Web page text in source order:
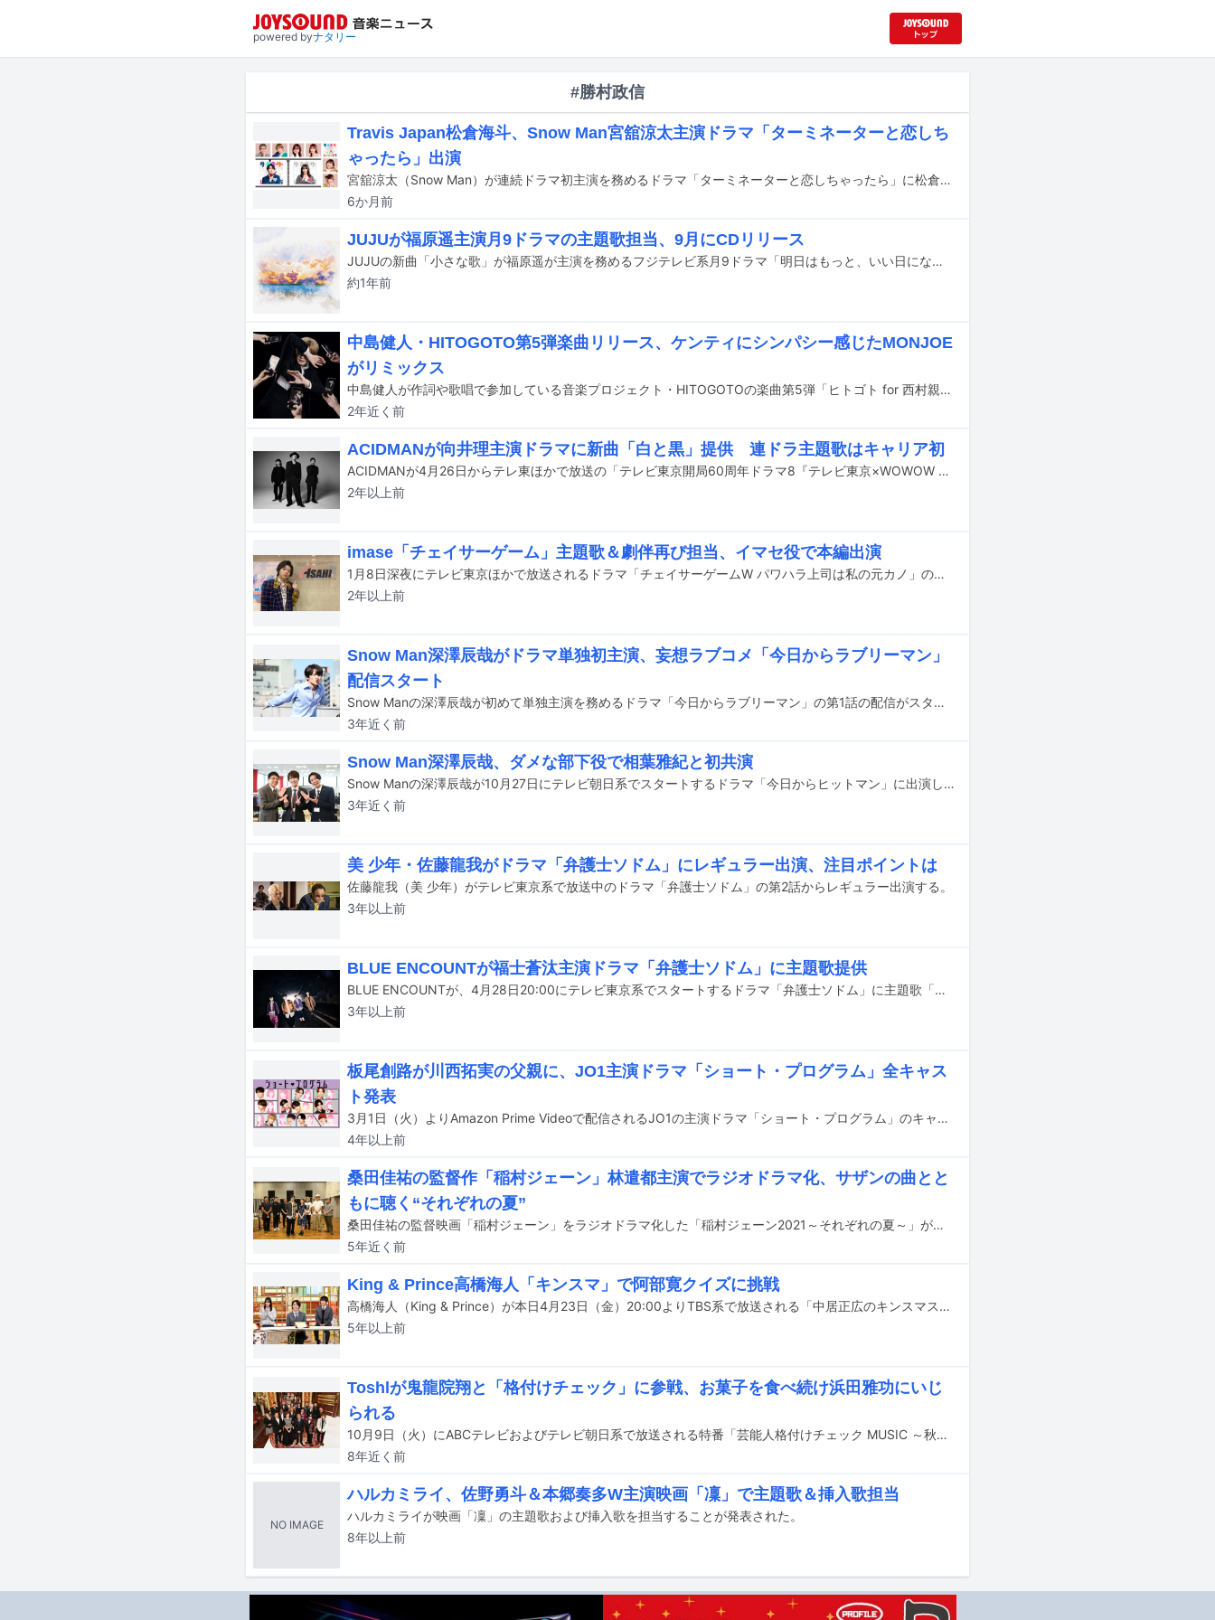
powered byナタリー
#勝村政信
Travis Japan松倉海斗、Snow Man宮舘涼太主演ドラマ「ターミネーターと恋しち
ゃったら」出演
宮舘涼太（Snow Man）が連続ドラマ初主演を務めるドラマ「ターミネーターと恋しちゃったら」に松倉海斗（Travis Japan）が出演することが発表された。
6か月前
JUJUが福原遥主演月9ドラマの主題歌担当、9月にCDリリース
JUJUの新曲「小さな歌」が福原遥が主演を務めるフジテレビ系月9ドラマ「明日はもっと、いい日になる」の主題歌に決定した。
約1年前
中島健人・HITOGOTO第5弾楽曲リリース、ケンティにシンパシー感じたMONJOE
がリミックス
中島健人が作詞や歌唱で参加している音楽プロジェクト・HITOGOTOの楽曲第5弾「ヒトゴト for 西村親子」が明日9月7日に配信リリースされる。
2年近く 前
ACIDMANが向井理主演ドラマに新曲「白と黒」提供 連ドラ主題歌はキャリア初
ACIDMANが4月26日からテレ東ほかで放送の「テレビ東京開局60周年ドラマ8『テレビ東京×WOWOW 共同製作連続ドラマ ダブルチート 偽りの警官 Season1』」の主題歌を担当することが発表された。
2年以上前
imase「チェイサーゲーム」主題歌＆劇伴再び担当、イマセ役で本編出演
1月8日深夜にテレビ東京ほかで放送されるドラマ「チェイサーゲームW パワハラ上司は私の元カノ」の主題歌にimaseの新曲「ミッドナイトガール」が使われる。
2年以上前
Snow Man深澤辰哉がドラマ単独初主演、妄想ラブコメ「今日からラブリーマン」
配信スタート
Snow Manの深澤辰哉が初めて単独主演を務めるドラマ「今日からラブリーマン」の第1話の配信がスタートした。
3年近く 前
Snow Man深澤辰哉、ダメな部下役で相葉雅紀と初共演
Snow Manの深澤辰哉が10月27日にテレビ朝日系でスタートするドラマ「今日からヒットマン」に出演し、相葉雅紀と初共演する。
3年近く 前
美 少年・佐藤龍我がドラマ「弁護士ソドム」にレギュラー出演、注目ポイントは
佐藤龍我（美 少年）がテレビ東京系で放送中のドラマ「弁護士ソドム」の第2話からレギュラー出演する。
3年以上前
BLUE ENCOUNTが福士蒼汰主演ドラマ「弁護士ソドム」に主題歌提供
BLUE ENCOUNTが、4月28日20:00にテレビ東京系でスタートするドラマ「弁護士ソドム」に主題歌「有罪布告」を書き下ろした。
3年以上前
板尾創路が川西拓実の父親に、JO1主演ドラマ「ショート・プログラム」全キャス
ト発表
3月1日（火）よりAmazon Prime Videoで配信されるJO1の主演ドラマ「ショート・プログラム」のキャストが追加発表された。
4年以上前
桑田佳祐の監督作「稲村ジェーン」林遣都主演でラジオドラマ化、サザンの曲とと
もに聴く“それぞれの夏”
桑田佳祐の監督映画「稲村ジェーン」をラジオドラマ化した「稲村ジェーン2021～それぞれの夏～」が、ニッポン放送にて8月23日（月）から26日（木）まで4夜連続でオンエア。TOKYO FMをはじめとするJFN系列37局でも8月29日（日）に一挙放送される。
5年近く 前
King & Prince高橋海人「キンスマ」で阿部寛クイズに挑戦
高橋海人（King & Prince）が本日4月23日（金）20:00よりTBS系で放送される「中居正広のキンスマスペシャル」に出演する。
5年以上前
Toshlが鬼龍院翔と「格付けチェック」に参戦、お菓子を食べ続け浜田雅功にいじ
られる
10月9日（火）にABCテレビおよびテレビ朝日系で放送される特番「芸能人格付けチェック MUSIC ～秋の3時間スペシャル～」に、Toshl（X JAPAN）、鬼龍院翔（ゴールデンボンバー）らが出演する。
8年近く 前
NO IMAGE
ハルカミライ、佐野勇斗＆本郷奏多W主演映画「凜」で主題歌＆挿入歌担当
ハルカミライが映画「凜」の主題歌および挿入歌を担当することが発表された。
8年以上前